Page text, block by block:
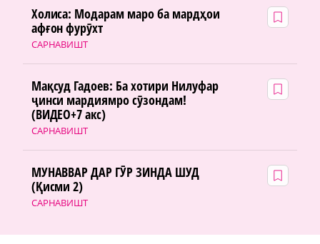
САРНАВИШТ
Холиса: Модарам маро ба мардҳои
афғон фурӯхт
САРНАВИШТ
Мақсуд Гадоев: Ба хотири Нилуфар
ҷинси мардиямро сӯзондам!
(ВИДЕО+7 акс)
САРНАВИШТ
МУНАВВАР ДАР ГӮР ЗИНДА ШУД
(Қисми 2)